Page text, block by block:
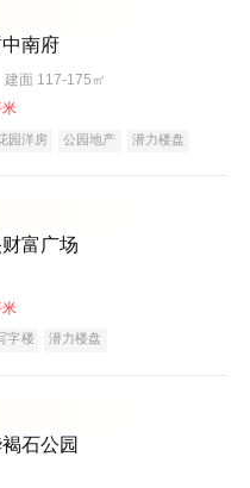
南府
建面 117-175㎡
园洋房 公园地产
潜力楼盘
富广场
字楼 潜力楼盘
石公园